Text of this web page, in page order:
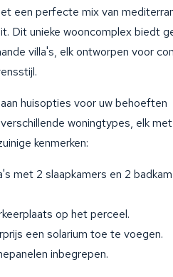
een perfecte mix van
Dit unieke wooncomplex biedt
villa's, elk ontworpen voor
huisopties voor uw behoeften
woningtypes, elk
kenmerken:
met 2 slaapkamers en 2
op het perceel.
een solarium toe te voegen.
inbegrepen.